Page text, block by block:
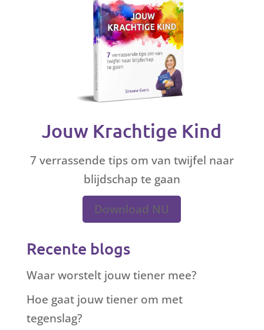
Jouw Krachtige Kind
7 verrassende tips om van twijfel naar
blijdschap te gaan
Download NU
Recente blogs
Waar worstelt jouw tiener mee?
Hoe gaat jouw tiener om met
tegenslag?